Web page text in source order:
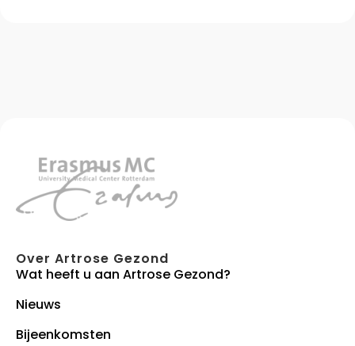
Over Artrose Gezond
Wat heeft u aan Artrose Gezond?
Nieuws
Bijeenkomsten